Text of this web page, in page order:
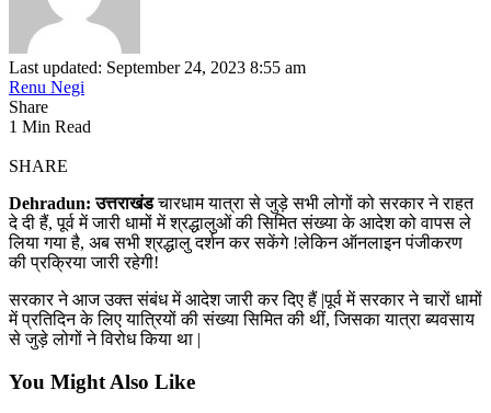
Last updated: September 24, 2023 8:55 am
Renu Negi
Share
1 Min Read
SHARE
Dehradun: उत्तराखंडचारधाम यात्रा से जुड़े सभी लोगों को सरकार ने राहत
दे दी हैं, पूर्व में जारी धामों में श्रद्धालुओं की सिमित संख्या के आदेश को वापस ले
लिया गया है, अब सभी श्रद्धालु दर्शन कर सकेंगे !लेकिन ऑनलाइन पंजीकरण
की प्रक्रिया जारी रहेगी!
सरकार ने आज उक्त संबंध में आदेश जारी कर दिए हैं |पूर्व में सरकार ने चारों धामों
में प्रतिदिन के लिए यात्रियों की संख्या सिमित की थीं, जिसका यात्रा ब्यवसाय
से जुड़े लोगों ने विरोध किया था |
You Might Also Like